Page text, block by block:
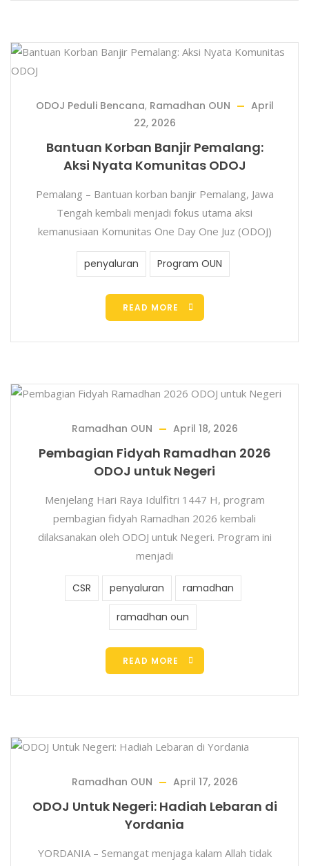
ODOJ Peduli Bencana, Ramadhan OUN
April
22, 2026
Bantuan Korban Banjir Pemalang:
Aksi Nyata Komunitas ODOJ
Pemalang – Bantuan korban banjir Pemalang, Jawa
Tengah kembali menjadi fokus utama aksi
kemanusiaan Komunitas One Day One Juz (ODOJ)
penyaluran Program OUN
READ MORE
Ramadhan OUN April 18, 2026
Pembagian Fidyah Ramadhan 2026
ODOJ untuk Negeri
Menjelang Hari Raya Idulfitri 1447 H, program
pembagian fidyah Ramadhan 2026 kembali
dilaksanakan oleh ODOJ untuk Negeri. Program ini
menjadi
CSR penyaluran ramadhan
ramadhan oun
READ MORE
Ramadhan OUN April 17, 2026
ODOJ Untuk Negeri: Hadiah Lebaran di
Yordania
YORDANIA – Semangat menjaga kalam Allah tidak